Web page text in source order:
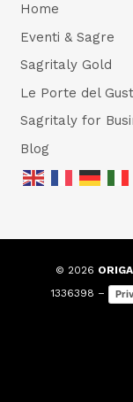
Home
Eventi & Sagre
Sagritaly Gold
Le Porte del
Sagritaly for
Blog
© 2026
1336398 –